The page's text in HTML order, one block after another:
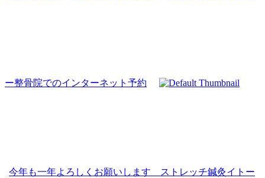
ー整骨院でのインターネット予約
今年も一年よろしくお願いします ストレッチ鍼灸イトー